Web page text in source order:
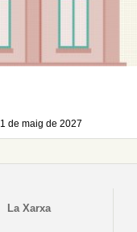
de maig de 2027
La Xarxa